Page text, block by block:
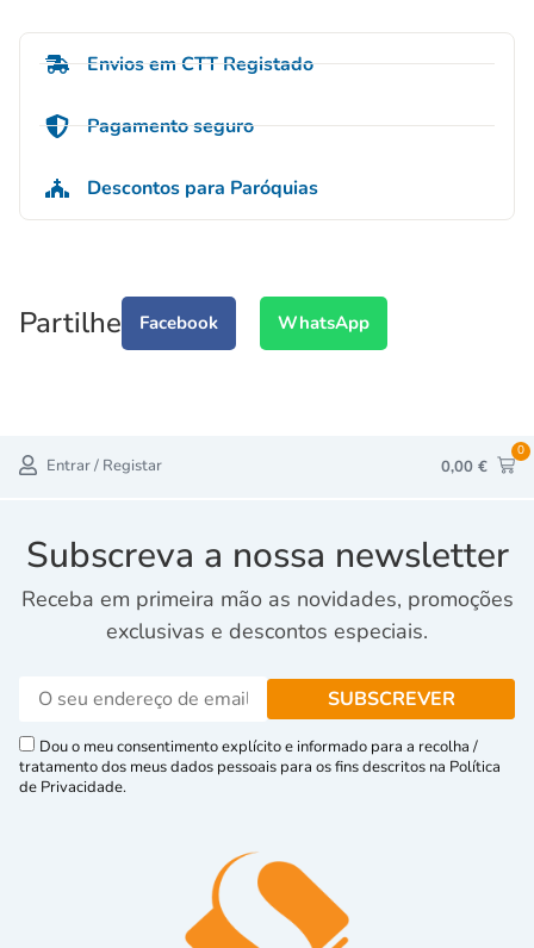
Envios em CTT Registado
Pagamento seguro
Descontos para Paróquias
Partilhe Facebook WhatsApp
Entrar / Registar 0,00 €
0
Subscreva a nossa newsletter
Receba em primeira mão as novidades, promoções
exclusivas e descontos especiais.
Dou o meu consentimento explícito e informado para a recolha /
tratamento dos meus dados pessoais para os fins descritos na Política
de Privacidade.